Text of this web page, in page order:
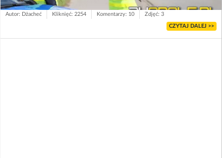
Autor: Dżacheć Kliknięć: 2254 Komentarzy: 10 Zdjęć: 3
CZYTAJ DALEJ >>